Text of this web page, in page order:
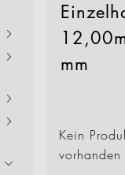
Verwaltung
+ Gastro
mm
Kein
vorhanden